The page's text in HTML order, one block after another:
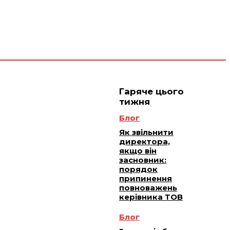
Гаряче цього
тижня
Блог
Як звільнити
директора,
якщо він
засновник:
порядок
припинення
повноважень
керівника ТОВ
Блог